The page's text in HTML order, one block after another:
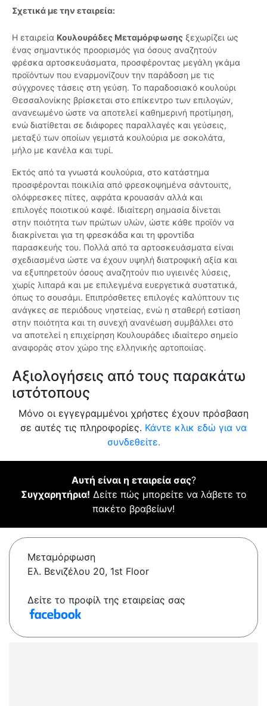
Σχετικά με την εταιρεία:
Η εταιρεία Κουλουράδες Μεταμόρφωσης ξεχωρίζει ως
ένας σημαντικός προορισμός για όσους αναζητούν
φρέσκα αρτοσκευάσματα, προσφέροντας μεγάλη γκάμα
προϊόντων που εναρμονίζουν την παράδοση με τις
σύγχρονες τάσεις στη γεύση. Το παραδοσιακό κουλούρι
Θεσσαλονίκης βρίσκεται στο επίκεντρο των επιλογών,
ανανεωμένο ώστε να αποτελεί καθημερινή προτίμηση,
ενώ διατίθεται σε διάφορες παραλλαγές και γεύσεις,
μεταξύ των οποίων γεμιστά κουλούρια με σοκολάτα,
μήλο με κανέλα και τυρί.
Εκτός από τα γνωστά κουλούρια, στο κατάστημα
προσφέρονται ποικιλία από φρεσκοψημένα σάντουιτς,
ολόφρεσκες πίτες, αφράτα κρουασάν αλλά και
επιλογές ποιοτικού καφέ. Ιδιαίτερη σημασία δίνεται
στην ποιότητα των πρώτων υλών, ώστε κάθε προϊόν να
διακρίνεται για τη φρεσκάδα και τη φροντίδα
παρασκευής του. Πολλά από τα αρτοσκευάσματα είναι
σχεδιασμένα ώστε να έχουν υψηλή διατροφική αξία και
να εξυπηρετούν όσους αναζητούν πιο υγιεινές λύσεις,
χωρίς λιπαρά και με επιλεγμένα ευεργετικά συστατικά,
όπως το σουσάμι. Επιπρόσθετες επιλογές καλύπτουν τις
ανάγκες σε περιόδους νηστείας, ενώ η σταθερή εστίαση
στην ποιότητα και τη συνεχή ανανέωση συμβάλλει στο
να αποτελεί η επιχείρηση Κουλουράδες ιδιαίτερο σημείο
αναφοράς στον χώρο της ελληνικής αρτοποιίας.
Αξιολογήσεις από τους παρακάτω
ιστότοπους
Μόνο οι εγγεγραμμένοι χρήστες έχουν πρόσβαση
σε αυτές τις πληροφορίες. Κάντε κλικ εδώ για να
συνδεθείτε.
Αυτή είναι η εταιρεία σας?
Συγχαρητήρια! Δείτε πώς μπορείτε να λάβετε το
πακέτο βραβείων!
Μεταμόρφωση
Ελ. Βενιζέλου 20, 1st Floor
Δείτε το προφίλ της εταιρείας σας